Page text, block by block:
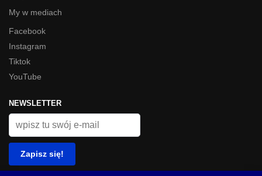
My w mediach
Facebook
Instagram
Tiktok
YouTube
NEWSLETTER